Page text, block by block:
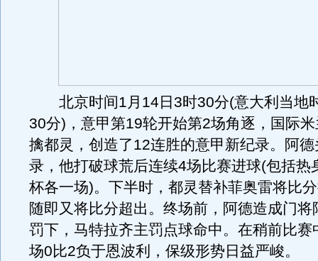
北京时间1月14日3时30分(意大利当地
30分)，意甲第19轮开始第2场角逐，国际
擒都灵，创造了12连胜的意甲新纪录。阿
录，他打破球荒后连续4场比赛进球(包括热
杯各一场)。下半时，都灵替补菲奥雷将比
随即又将比分超出。终场前，阿德造成门将
罚下，马特拉齐主罚点球命中。在稍前比赛
场0比2负于恩波利，保级形势日益严峻。